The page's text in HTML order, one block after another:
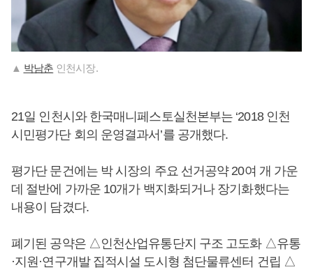
▲ 박남춘 인천시장.
21일 인천시와 한국매니페스토실천본부는 ‘2018 인천
시민평가단 회의 운영결과서’를 공개했다.
평가단 문건에는 박 시장의 주요 선거공약 20여 개 가운
데 절반에 가까운 10개가 백지화되거나 장기화했다는
내용이 담겼다.
폐기된 공약은 △인천산업유통단지 구조 고도화 △유통
·지원·연구개발 집적시설 도시형 첨단물류센터 건립 △